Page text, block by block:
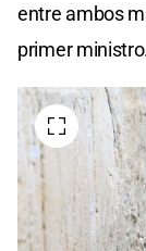
entre ambos
primer